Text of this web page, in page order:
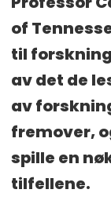
of
til
av det de
av
fremover,
spille en
tilfellene.